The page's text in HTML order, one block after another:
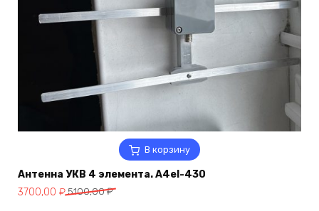
В корзину
Антенна УКВ 4 элемента. A4el-430
5100,00₽
Первоначальная
3700,00 ₽
Текущая